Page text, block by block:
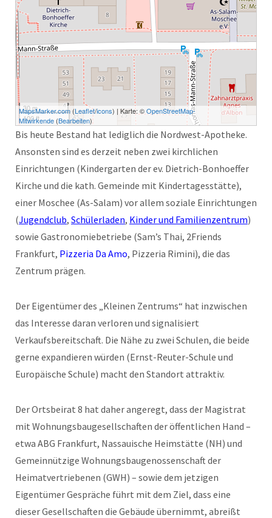
30 m
100 ft
MapsMarker.com(Leaflet/icons) | Karte: ©OpenStreetMap-
Mitwirkende (Bearbeiten)
Bis heute Bestand hat lediglich die Nordwest-Apotheke.
Ansonsten sind es derzeit neben zwei kirchlichen
Einrichtungen (Kindergarten der ev. Dietrich-Bonhoeffer
Kirche und die kath. Gemeinde mit Kindertagesstätte),
einer Moschee (As-Salam) vor allem soziale Einrichtungen
(Jugendclub, Schülerladen, Kinder und Familienzentrum)
sowie Gastronomiebetriebe (Sam’s Thai, 2Friends
Frankfurt, Pizzeria Da Amo, Pizzeria Rimini), die das
Zentrum prägen.
Der Eigentümer des „Kleinen Zentrums“ hat inzwischen
das Interesse daran verloren und signalisiert
Verkaufsbereitschaft. Die Nähe zu zwei Schulen, die beide
gerne expandieren würden (Ernst-Reuter-Schule und
Europäische Schule) macht den Standort attraktiv.
Der Ortsbeirat 8 hat daher angeregt, dass der Magistrat
mit Wohnungsbaugesellschaften der öffentlichen Hand –
etwa ABG Frankfurt, Nassauische Heimstätte (NH) und
Gemeinnützige Wohnungsbaugenossenschaft der
Heimatvertriebenen (GWH) – sowie dem jetzigen
Eigentümer Gespräche führt mit dem Ziel, dass eine
dieser Gesellschaften die Gebäude übernimmt, abreißt